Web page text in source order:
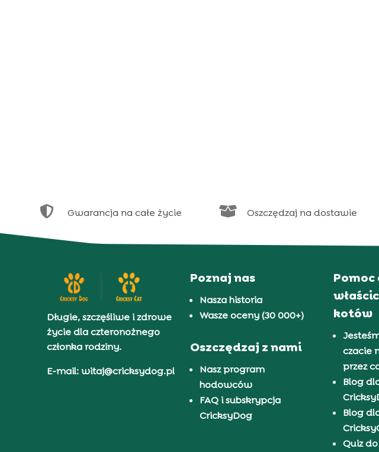
 Gwarancja na całe życie  Oszczędzaj na dostawie
Długie, szczęśliwe i zdrowe
życie dla czteronożnego
członka rodziny.
E-mail: witaj@cricksydog.pl
Poznaj nas
Nasza historia
Wasze oceny (30 000+)
Oszczędzaj z nami
Nasz program
hodowców
FAQ i subskrypcja
CricksyDog
Pomoc
kotów
czacie
przez
Blog
Blog
Quiz